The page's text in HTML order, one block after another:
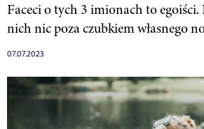
Faceci o tych 3 imionach to egoiści.
nich nic poza czubkiem własnego
07.07.2023